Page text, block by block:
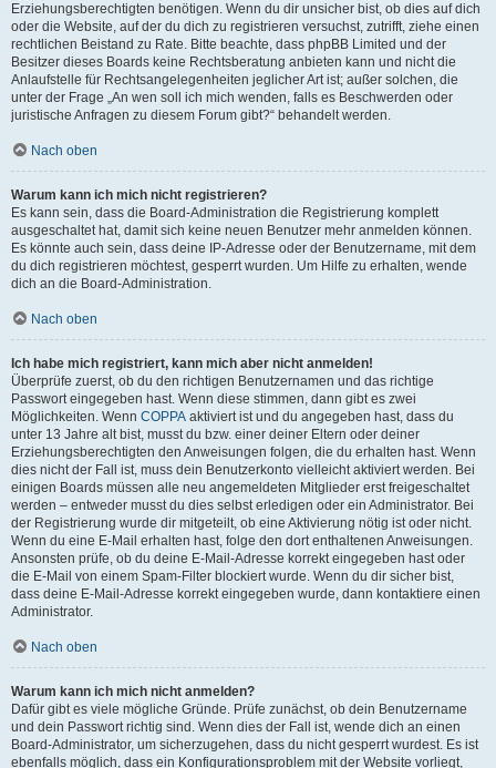
Erziehungsberechtigten benötigen. Wenn du dir unsicher bist, ob dies auf dich
oder die Website, auf der du dich zu registrieren versuchst, zutrifft, ziehe einen
rechtlichen Beistand zu Rate. Bitte beachte, dass phpBB Limited und der
Besitzer dieses Boards keine Rechtsberatung anbieten kann und nicht die
Anlaufstelle für Rechtsangelegenheiten jeglicher Art ist; außer solchen, die
unter der Frage „An wen soll ich mich wenden, falls es Beschwerden oder
juristische Anfragen zu diesem Forum gibt?“ behandelt werden.
Nach oben
Warum kann ich mich nicht registrieren?
Es kann sein, dass die Board-Administration die Registrierung komplett
ausgeschaltet hat, damit sich keine neuen Benutzer mehr anmelden können.
Es könnte auch sein, dass deine IP-Adresse oder der Benutzername, mit dem
du dich registrieren möchtest, gesperrt wurden. Um Hilfe zu erhalten, wende
dich an die Board-Administration.
Nach oben
Ich habe mich registriert, kann mich aber nicht anmelden!
Überprüfe zuerst, ob du den richtigen Benutzernamen und das richtige
Passwort eingegeben hast. Wenn diese stimmen, dann gibt es zwei
Möglichkeiten. Wenn COPPA aktiviert ist und du angegeben hast, dass du
unter 13 Jahre alt bist, musst du bzw. einer deiner Eltern oder deiner
Erziehungsberechtigten den Anweisungen folgen, die du erhalten hast. Wenn
dies nicht der Fall ist, muss dein Benutzerkonto vielleicht aktiviert werden. Bei
einigen Boards müssen alle neu angemeldeten Mitglieder erst freigeschaltet
werden – entweder musst du dies selbst erledigen oder ein Administrator. Bei
der Registrierung wurde dir mitgeteilt, ob eine Aktivierung nötig ist oder nicht.
Wenn du eine E-Mail erhalten hast, folge den dort enthaltenen Anweisungen.
Ansonsten prüfe, ob du deine E-Mail-Adresse korrekt eingegeben hast oder
die E-Mail von einem Spam-Filter blockiert wurde. Wenn du dir sicher bist,
dass deine E-Mail-Adresse korrekt eingegeben wurde, dann kontaktiere einen
Administrator.
Nach oben
Warum kann ich mich nicht anmelden?
Dafür gibt es viele mögliche Gründe. Prüfe zunächst, ob dein Benutzername
und dein Passwort richtig sind. Wenn dies der Fall ist, wende dich an einen
Board-Administrator, um sicherzugehen, dass du nicht gesperrt wurdest. Es ist
ebenfalls möglich, dass ein Konfigurationsproblem mit der Website vorliegt,